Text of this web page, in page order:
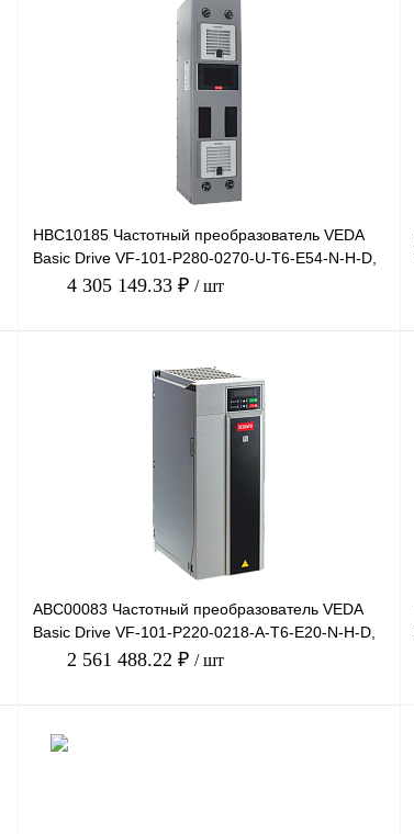
HBC10185 Частотный преобразователь VEDA
Basic Drive VF-101-P280-0270-U-T6-E54-N-H-D,
660В, 280кВт, 2
4 305 149.33 ₽ / шт
В корзину
Сравнение
ABC00083 Частотный преобразователь VEDA
Basic Drive VF-101-P220-0218-A-T6-E20-N-H-D,
660В, 220кВт, 2
2 561 488.22 ₽ / шт